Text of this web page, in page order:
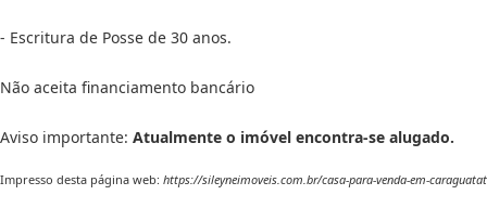
- Escritura de Posse de 30 anos.
Não aceita financiamento bancário
Aviso importante: Atualmente o imóvel encontra-se alugado.
Impresso desta página web: https://sileyneimoveis.com.br/casa-para-venda-em-